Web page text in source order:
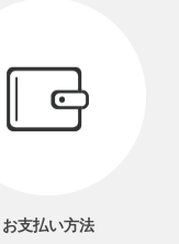
お支払い方法